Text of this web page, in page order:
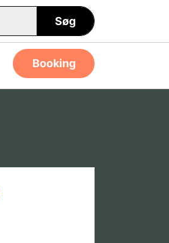
Søg
Booking